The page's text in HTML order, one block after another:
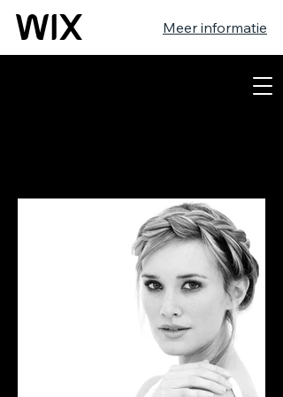
Meer informatie